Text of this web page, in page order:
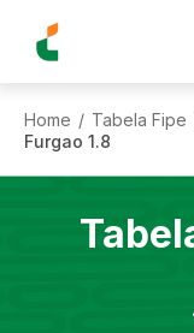
Home / Tabela Fipe
Furgao 1.8